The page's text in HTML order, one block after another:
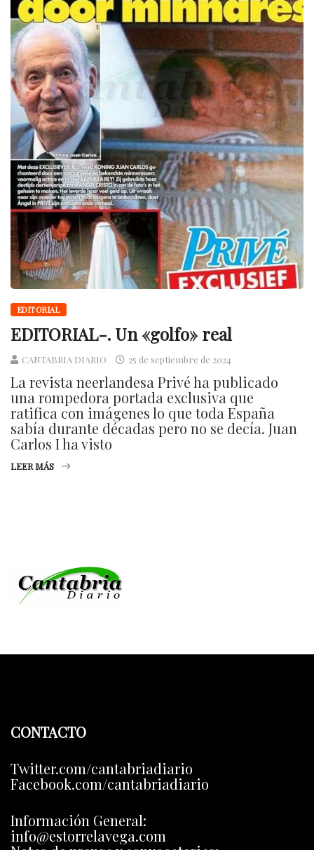
EDITORIAL
EDITORIAL-. Un «golfo» real
CANTABRIA DIARIO 25 de septiembre de 2024
La revista neerlandesa Privé ha publicado
una rompedora portada exclusiva que
ratifica con imágenes lo que toda España
sabía durante décadas pero no se decía. Juan
Carlos I ha visto
LEER MÁS
CONTACTO
Twitter.com/cantabriadiario
Facebook.com/cantabriadiario
Información General:
info@estorrelavega.com